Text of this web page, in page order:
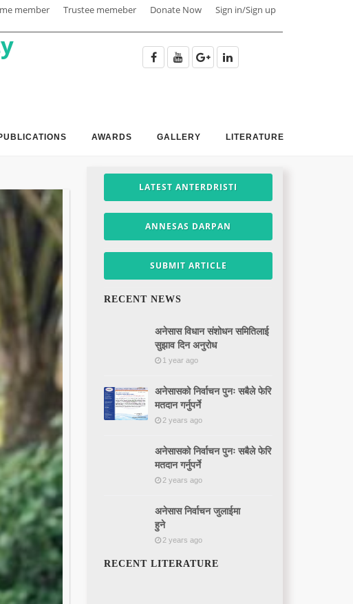
member Trustee memeber Donate Now Sign in/Sign up
AWARDS GALLERY LITERATURE
LATEST ANTERDRISTI
ANNESAS DARPAN
SUBMIT ARTICLE
RECENT NEWS
अनेसास विधान संशोधन समितिलाई
सुझाव दिन अनुरोध
1 year ago
अनेसासको निर्वाचन पुनः सबैले फेरि
मतदान गर्नुपर्ने
2 years ago
अनेसासको निर्वाचन पुनः सबैले फेरि
मतदान गर्नुपर्ने
2 years ago
अनेसास निर्वाचन जुलाईमा
हुने
2 years ago
RECENT LITERATURE